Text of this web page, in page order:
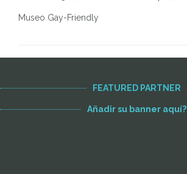
Museo Gay-Friendly
FEATURED PARTNER
Añadir su banner aquí?